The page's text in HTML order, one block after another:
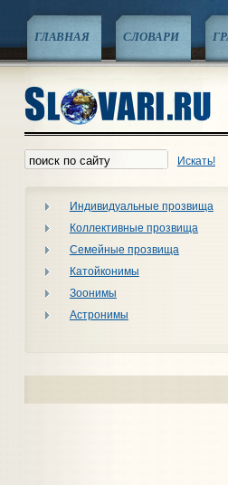
ГЛАВНАЯ СЛОВАРИ
Искать!
Индивидуальные прозвища
Коллективные прозвища
Семейные прозвища
Катойконимы
Зоонимы
Астронимы